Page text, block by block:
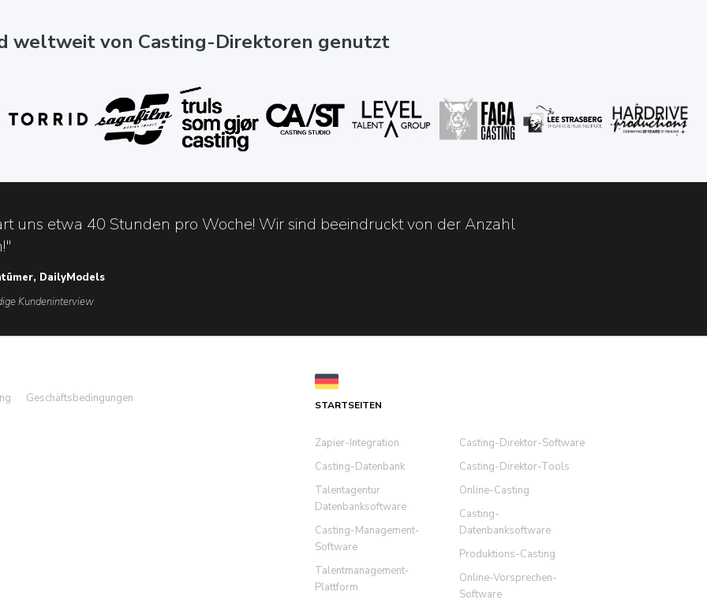
weltweit von Casting-Direktoren genutzt
uns etwa 40 Stunden pro Woche! Wir sind beeindruckt von der Anzahl
DailyModels
Kundeninterview
Geschäftsbedingungen STARTSEITEN
Zapier-Integration
Casting-Datenbank
Talentagentur
Datenbanksoftware
Casting-Management-
Software
Talentmanagement-
Plattform
Casting-Direktor-Software
Casting-Direktor-Tools
Online-Casting
Casting-
Datenbanksoftware
Produktions-Casting
Online-Vorsprechen-
Software